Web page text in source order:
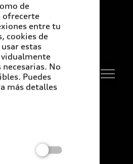
:plus
de
ofrecerte
entre tu
cookies de
estas
No
Puedes
más detalles